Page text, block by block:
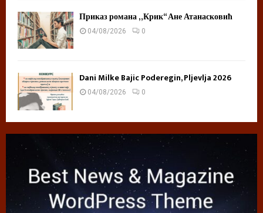
Приказ романа „Крик“ Ане Атанасковић
04/08/2026 0
Dani Milke Bajic Poderegin, Pljevlja 2026
04/08/2026 0